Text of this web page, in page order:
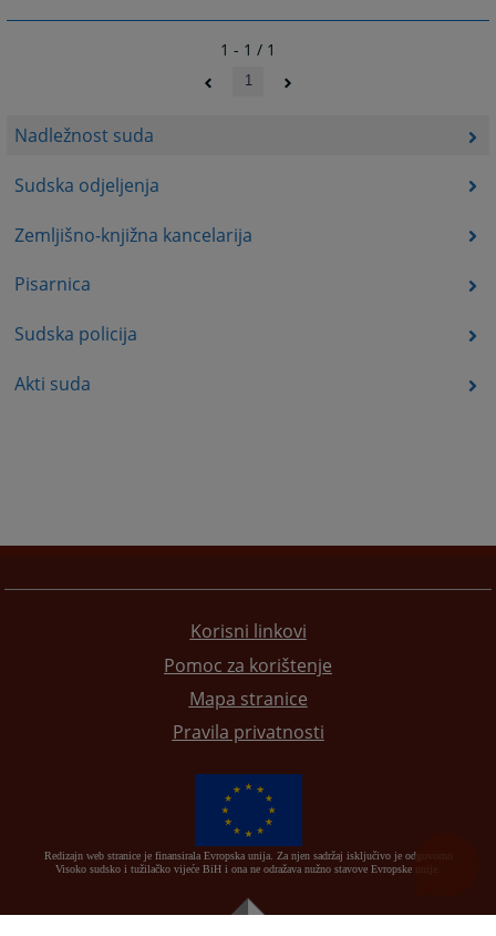
Nadležnost suda
Sudska odjeljenja
Zemljišno-knjižna kancelarija
Pisarnica
Sudska policija
Akti suda
1 - 1 / 1
1
Korisni linkovi
Pomoc za korištenje
Mapa stranice
Pravila privatnosti
Redizajn web stranice je finansirala Evropska unija. Za njen sadržaj isključivo je odgovorno
Visoko sudsko i tužilačko vijeće BiH i ona ne odražava nužno stavove Evropske unije.